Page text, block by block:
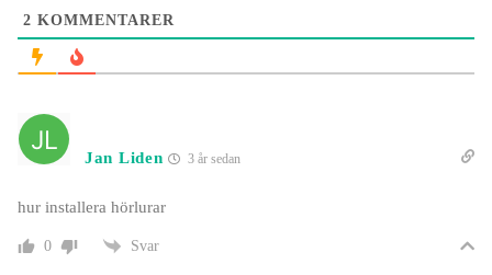
2 KOMMENTARER
Jan Liden 3 år sedan
hur installera hörlurar
0 Svar